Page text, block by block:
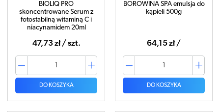
BIOLIQ PRO
skoncentrowane Serum z
fotostabilną witaminą C i
niacynamidem 20ml
47,73 zł / szt.
DO KOSZYKA
BOROWINA SPA emulsja do
kąpieli 500g
64,15 zł /
DO KOSZYKA